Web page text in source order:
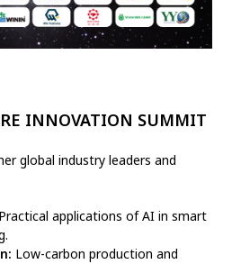
INNOVATION SUMMIT
global industry leaders and
Practical applications of AI in smart
Low-carbon production and